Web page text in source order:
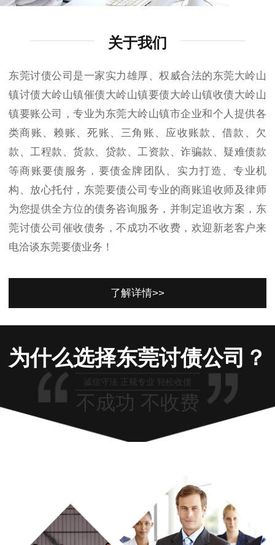
关于我们
东莞讨债公司是一家实力雄厚、权威合法的东莞大岭山
镇讨债大岭山镇催债大岭山镇要债大岭山镇收债大岭山
镇要账公司，专业为东莞大岭山镇市企业和个人提供各
类商账、赖账、死账、三角账、应收账款、借款、欠
款、工程款、货款、贷款、工资款、诈骗款、疑难债款
等商账要债服务，要债金牌团队、实力打造、专业机
构、放心托付，东莞要债公司专业的商账追收师及律师
为您提供全方位的债务咨询服务，并制定追收方案，东
莞讨债公司催收债务，不成功不收费，欢迎新老客户来
电洽谈东莞要债业务！
了解详情>>
为什么选择东莞讨债公司？
诚信守法 正规专业 轻松收债
不成功 不收费